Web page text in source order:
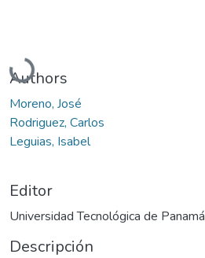
Cargando...
Authors
Moreno, José
Rodriguez, Carlos
Leguias, Isabel
Editor
Universidad Tecnológica de Panamá
Descripción